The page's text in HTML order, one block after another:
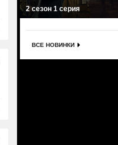
2 сезон 1 серия
ВСЕ НОВИНКИ